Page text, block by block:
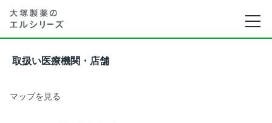
取扱い医療機関・店舗
マップを見る